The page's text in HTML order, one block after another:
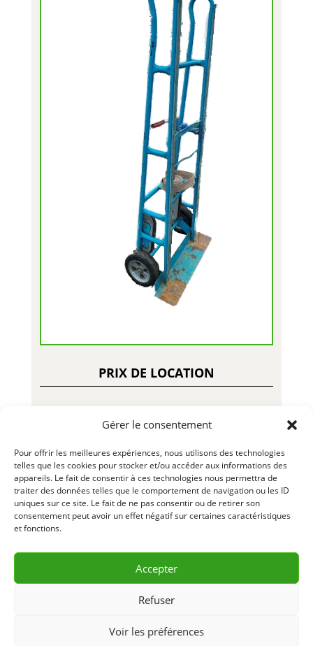
Gérer le consentement
Pour offrir les meilleures expériences, nous utilisons des technologies
telles que les cookies pour stocker et/ou accéder aux informations des
appareils. Le fait de consentir à ces technologies nous permettra de
traiter des données telles que le comportement de navigation ou les ID
uniques sur ce site. Le fait de ne pas consentir ou de retirer son
consentement peut avoir un effet négatif sur certaines caractéristiques
et fonctions.
Accepter
Refuser
Voir les préférences
PRIX DE LOCATION
15.00$ – Jour
50.00$ – Semaine
150.00$ – Mois
20.00$ – Fin de Semaine
LLL31 – R23-01
DEMANDE D’INFORMATION